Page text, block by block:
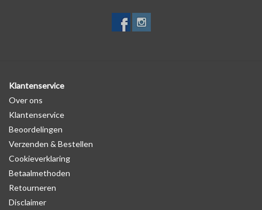
Klantenservice
Over ons
Klantenservice
Beoordelingen
Verzenden & Bestellen
Cookieverklaring
Betaalmethoden
Retourneren
Disclaimer